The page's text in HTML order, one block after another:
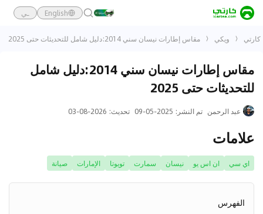
English ـي
كارتي ويكي مقاس إطارات نيسان سني 2014:دليل شامل للتحديثات حتى 2025
مقاس إطارات نيسان سني 2014:دليل شامل
للتحديثات حتى 2025
عبد الرحمن تم النشر :
2025-05-09 تحديث:
2026-08-03
علامات
اي سي ان اس يو نيسان سمارت تويوتا الإمارات صيانة
الفهرس